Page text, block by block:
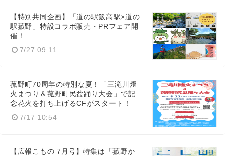
【特別共同企画】「道の駅飯高駅×道の
駅菰野」特設コラボ販売・PRフェア開
催！
7/27 09:11
菰野町70周年の特別な夏！「三滝川燈
火まつり＆菰野町民盆踊り大会」で記
念花火を打ち上げるCFがスタート！
7/17 10:54
【広報こもの 7月号】特集は「菰野か